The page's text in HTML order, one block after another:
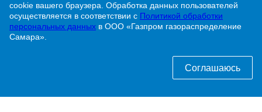
info@63gaz.ru
Узнать статус договора о догазификации можно
по телефону:
cookie вашего браузера. Обработка данных пользователей
осуществляется в соответствии с Политикой обработки
персональных данных в ООО «Газпром газораспределение
Самара».
Соглашаюсь